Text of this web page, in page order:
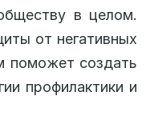
в целом.
от негативных
поможет создать
профилактики и